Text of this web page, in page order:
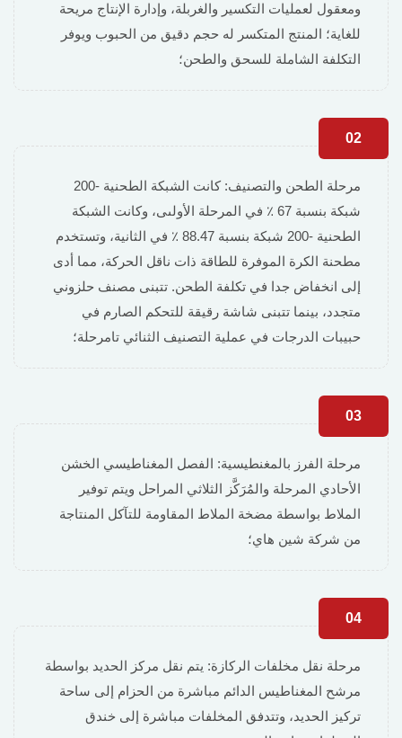
ومعقول لعمليات التكسير والغربلة، وإدارة الإنتاج مريحة
للغاية؛ المنتج المتكسر له حجم دقيق من الحبوب ويوفر
التكلفة الشاملة للسحق والطحن؛
02
مرحلة الطحن والتصنيف: كانت الشبكة الطحنية -200
شبكة بنسبة 67 ٪ في المرحلة الأولىى، وكانت الشبكة
الطحنية -200 شبكة بنسبة 88.47 ٪ في الثانية، وتستخدم
مطحنة الكرة الموفرة للطاقة ذات ناقل الحركة، مما أدى
إلى انخفاض جدا في تكلفة الطحن. تتبنى مصنف حلزوني
متجدد، بينما تتبنى شاشة رقيقة للتحكم الصارم في
حبيبات الدرجات في عملية التصنيف الثنائي تامرحلة؛
03
مرحلة الفرز بالمغنطيسية: الفصل المغناطيسي الخشن
الأحادي المرحلة والمُرَكَّز الثلاثي المراحل ويتم توفير
الملاط بواسطة مضخة الملاط المقاومة للتآكل المنتاجة
من شركة شين هاي؛
04
مرحلة نقل مخلفات الركازة: يتم نقل مركز الحديد بواسطة
مرشح المغناطيس الدائم مباشرة من الحزام إلى ساحة
تركيز الحديد، وتتدفق المخلفات مباشرة إلى خندق